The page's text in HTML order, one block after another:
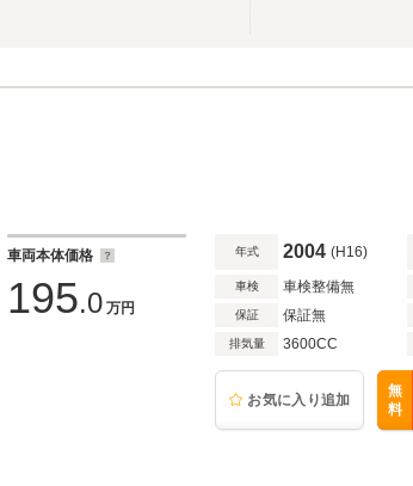
車両本体価格
195.0 万円
年式 2004 (H16)
車検 車検整備無
保証 保証無
排気量 3600CC
お気に入り追加
無
料